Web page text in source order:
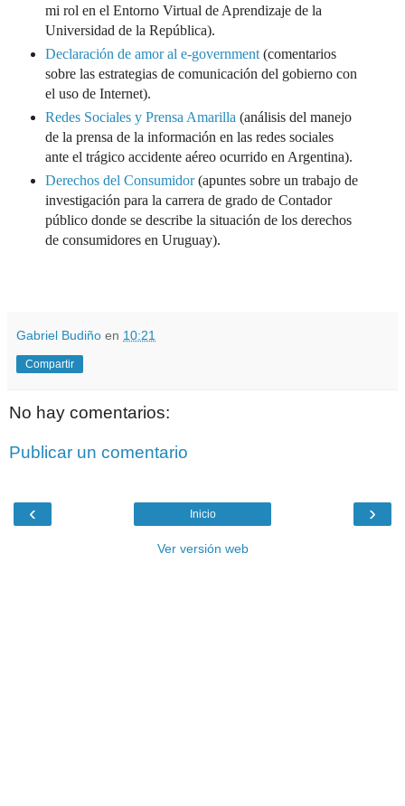
mi rol en el Entorno Virtual de Aprendizaje de la
Universidad de la República).
Declaración de amor al e-government(comentarios
sobre las estrategias de comunicación del gobierno con
el uso de Internet).
Redes Sociales y Prensa Amarilla (análisis del manejo
de la prensa de la información en las redes sociales
ante el trágico accidente aéreo ocurrido en Argentina).
Derechos del Consumidor(apuntes sobre un trabajo de
investigación para la carrera de grado de Contador
público donde se describe la situación de los derechos
de consumidores en Uruguay).
Gabriel Budiño en 10:21
Compartir
No hay comentarios:
Publicar un comentario
‹ ›
Inicio
Ver versión web